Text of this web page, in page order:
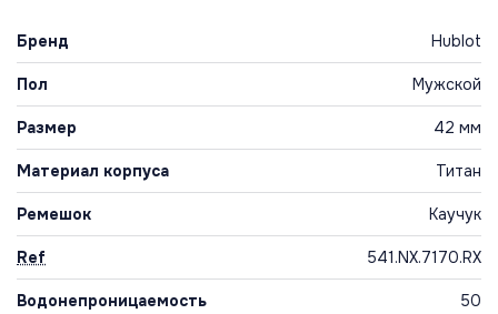
Бренд Hublot
Пол Мужской
Размер 42 мм
Материал корпуса Титан
Ремешок Каучук
Ref 541.NX.7170.RX
Водонепроницаемость 50